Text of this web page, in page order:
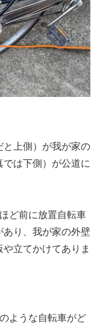
と上側）が我が家の
は下側）が公道に
ど前に放置自転車
あり、我が家の外壁
立てかけてありま
ような自転車がど